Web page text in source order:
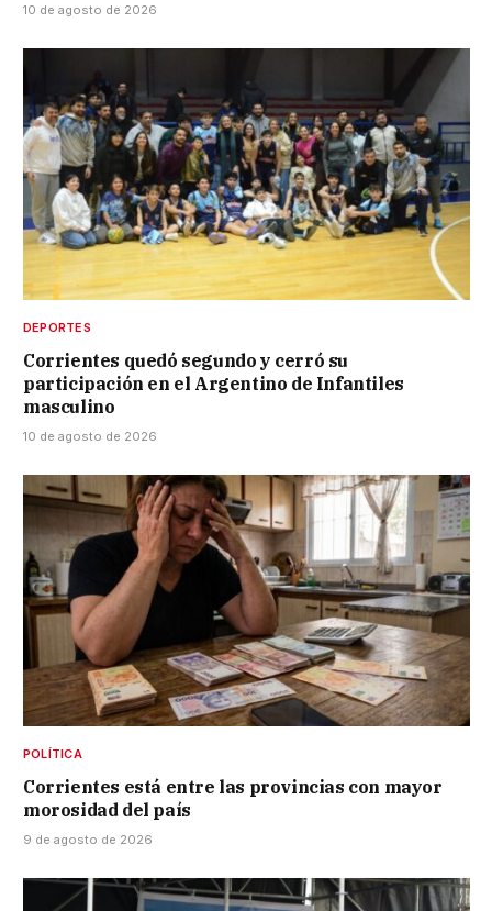
10 de agosto de 2026
DEPORTES
Corrientes quedó segundo y cerró su
participación en el Argentino de Infantiles
masculino
10 de agosto de 2026
POLÍTICA
Corrientes está entre las provincias con mayor
morosidad del país
9 de agosto de 2026